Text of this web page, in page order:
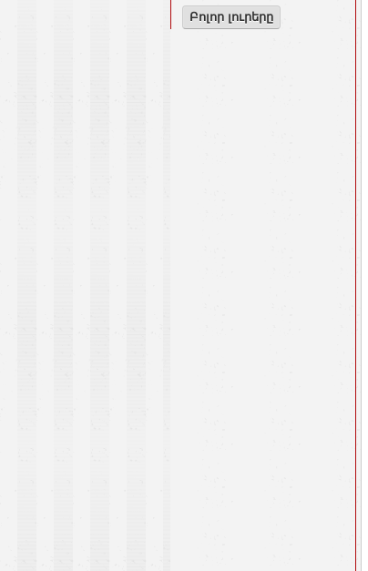
Բոլոր լուրերը